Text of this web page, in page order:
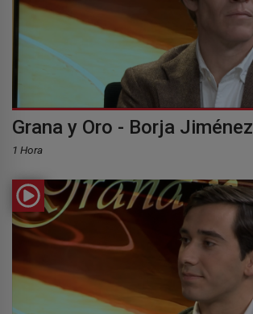
Grana y Oro - Borja Jiménez
1 Hora